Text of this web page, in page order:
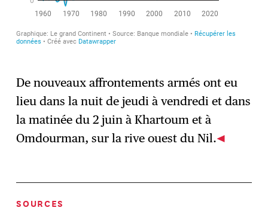
De nouveaux affrontements armés ont eu
lieu dans la nuit de jeudi à vendredi et dans
la matinée du 2 juin à Khartoum et à
Omdourman, sur la rive ouest du Nil.
SOURCES